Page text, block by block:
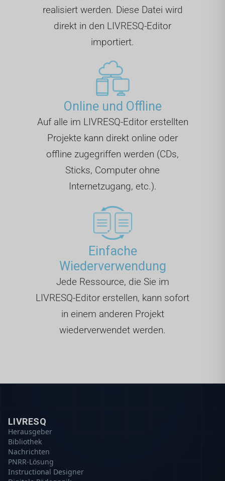
realisiert werden. Diese Datei wird
direkt in den LIVRESQ-Editor
importiert.
Online und Offline
Auf alle im LIVRESQ-Editor erstellten
Projekte kann direkt online oder
offline zugegriffen werden (CDs,
Sticks, Computer ohne
Internetzugang, etc.).
Einfache
Wiederverwendung
Jede Ressource, die Sie im
LIVRESQ-Editor erstellen, kann sofort
in einem anderen Projekt
wiederverwendet werden.
LIVRESQ
Herausgeber
Bibliothek
Nachrichten
PNRR-Lösung
Instructional Designer